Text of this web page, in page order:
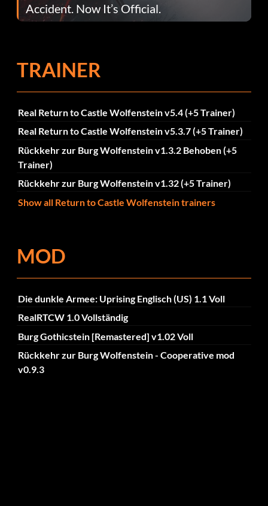
Accident. Now It’s Official.
TRAINER
Real Return to Castle Wolfenstein v5.4 (+5 Trainer)
Real Return to Castle Wolfenstein v5.3.7 (+5 Trainer)
Rückkehr zur Burg Wolfenstein v1.3.2 Behoben (+5
Trainer)
Rückkehr zur Burg Wolfenstein v1.32 (+5 Trainer)
Show all Return to Castle Wolfenstein trainers
MOD
Die dunkle Armee: Uprising Englisch (US) 1.1 Voll
RealRTCW 1.0 Vollständig
Burg Gothicstein [Remastered] v1.02 Voll
Rückkehr zur Burg Wolfenstein - Cooperative mod
v0.9.3